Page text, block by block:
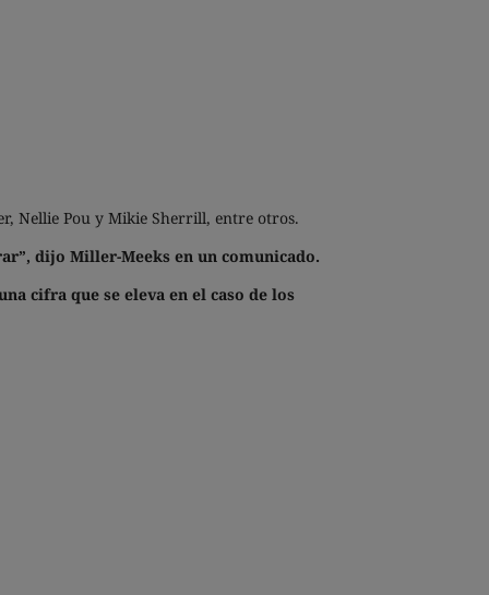
Nellie Pou y Mikie Sherrill, entre otros.
dijo Miller-Meeks en un comunicado.
cifra que se eleva en el caso de los